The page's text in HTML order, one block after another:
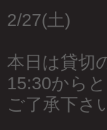
2/27(土)
本日は貸切
15:30から
ご了承下さ